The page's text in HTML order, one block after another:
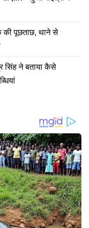
की पूछताछ, थाने से
सिंह ने बताया कैसे